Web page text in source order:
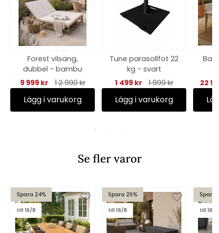
Forest vilsäng,
dubbel - bambu
9 999 kr
1 2 990 kr
Lägg i varukorg
Tune parasollfot 22
kg - svart
1 499 kr
1 999 kr
Lägg i varukorg
22
Se fler varor
Spara 24%
till 16/8
Spara 25%
till 16/8
Spara
till 16/8